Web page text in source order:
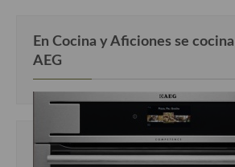
En Cocina y Aficiones se
AEG